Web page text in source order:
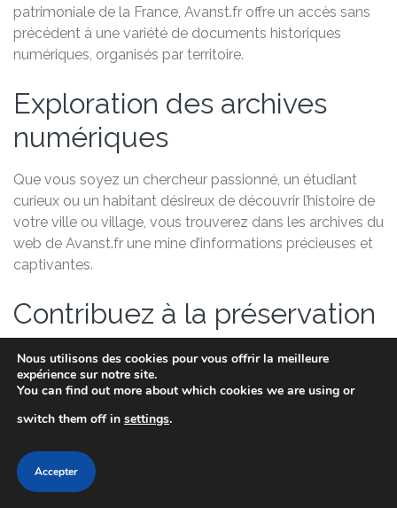
patrimoniale de la France, Avanst.fr offre un accès sans
précédent à une variété de documents historiques
numériques, organisés par territoire.
Exploration des archives
numériques
Que vous soyez un chercheur passionné, un étudiant
curieux ou un habitant désireux de découvrir l’histoire de
votre ville ou village, vous trouverez dans les archives du
web de Avanst.fr une mine d’informations précieuses et
captivantes.
Contribuez à la préservation
de l’histoire
En explorant cette mémoire collective numérique, vous
contribuez à préserver et à transmettre le patrimoine
Votre intérêt et votre engagement sont essentiels pour
assurer la pérennité de cette ressource unique.
Nous utilisons des cookies pour vous offrir la meilleure
expérience sur notre site.
You can find out more about which cookies we are using or
switch them off in settings.
Accepter